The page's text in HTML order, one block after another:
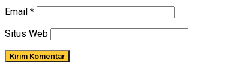
Email *
Situs Web